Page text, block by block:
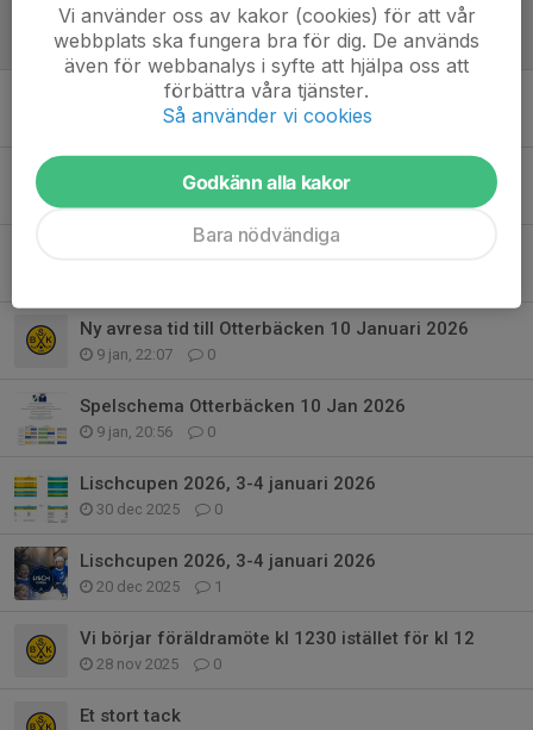
Säsongen börjar att lida emot sitt slut
15 feb, 14:20 0
Spelschema Karlstad 14 feb 2026
11 feb, 09:11 0
P12 Poolspel Otterbäcken 31 Januari
P11 Poolspel i Trollhättan 25 jan
Ny avresa tid till Otterbäcken 10 Januari 2026
9 jan, 22:07 0
Spelschema Otterbäcken 10 Jan 2026
9 jan, 20:56 0
Lischcupen 2026, 3-4 januari 2026
30 dec 2025 0
Lischcupen 2026, 3-4 januari 2026
20 dec 2025 1
Vi börjar föräldramöte kl 1230 istället för kl 12
28 nov 2025 0
Et stort tack
Vi använder oss av kakor (cookies) för att vår
webbplats ska fungera bra för dig. De används
även för webbanalys i syfte att hjälpa oss att
förbättra våra tjänster.
Så använder vi cookies
Godkänn alla kakor
Bara nödvändiga